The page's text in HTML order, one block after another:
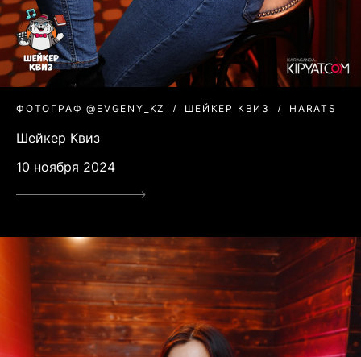
ФОТОГРАФ @EVGENY_KZ ШЕЙКЕР КВИЗ HARATS
Шейкер Квиз
10 ноября 2024